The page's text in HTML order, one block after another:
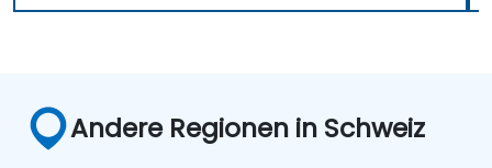
Andere Regionen in Schweiz